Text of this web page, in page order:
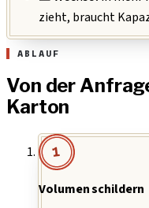
zieht, braucht
ABLAUF
Von der
Karton
1
Volumen schildern